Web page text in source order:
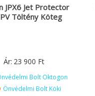
JPX6 Jet Protector
Töltény Köteg
Ár: 23 900 Ft
Bolt Oktogon
Önvédelmi Bolt Köki